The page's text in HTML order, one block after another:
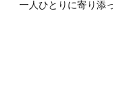
一人ひとりに寄り添